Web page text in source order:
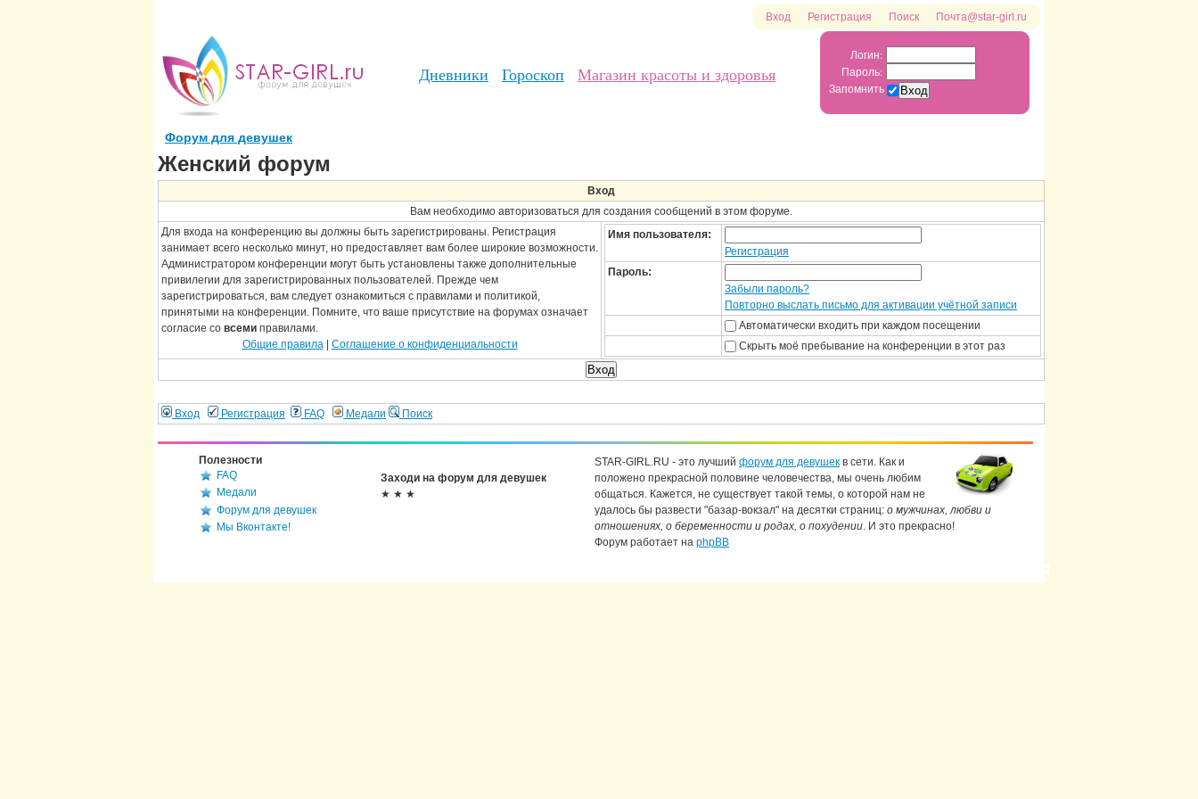
Вход Регистрация Поиск Почта@star-girl.ru
Дневники Гороскоп Магазин красоты и здоровья
Логин:
Пароль:
Запомнить
Форум для девушек
Женский форум
Вход
Вам необходимо авторизоваться для создания сообщений в этом форуме.
Для входа на конференцию вы должны быть зарегистрированы. Регистрация
занимает всего несколько минут, но предоставляет вам более широкие возможности.
Администратором конференции могут быть установлены также дополнительные
привилегии для зарегистрированных пользователей. Прежде чем
зарегистрироваться, вам следует ознакомиться с правилами и политикой,
принятыми на конференции. Помните, что ваше присутствие на форумах означает
согласие со всеми правилами.
Общие правила| Соглашение о конфиденциальности
Имя пользователя:
Регистрация
Пароль:
Забыли пароль?
Повторно выслать письмо для активации учётной записи
Автоматически входить при каждом посещении
Скрыть моё пребывание на конференции в этот раз
Вход Регистрация FAQ Медали Поиск
Полезности
FAQ
Медали
Форум для девушек
Мы Вконтакте!
Заходи на форум для девушек
★ ★ ★
STAR-GIRL.RU - это лучший форум для девушек в сети. Как и
положено прекрасной половине человечества, мы очень любим
общаться. Кажется, не существует такой темы, о которой нам не
удалось бы развести "базар-вокзал" на десятки страниц: о мужчинах, любви и
отношениях, о беременности и родах, о похудении. И это прекрасно!
Форум работает на phpBB